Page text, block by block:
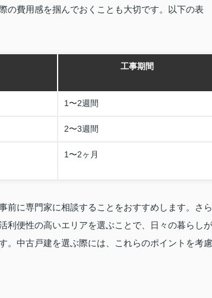
の費用感を掴んでおくことも大切です。以下の表
工事期間
1〜2週間
2〜3週間
1〜2ヶ月
前に専門家に相談することをおすすめします。さら
利便性の高いエリアを選ぶことで、日々の暮らしが
。中古戸建を選ぶ際には、これらのポイントを考慮